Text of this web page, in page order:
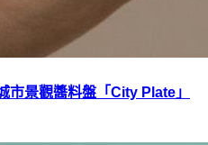
市景觀醬料盤「City Plate」